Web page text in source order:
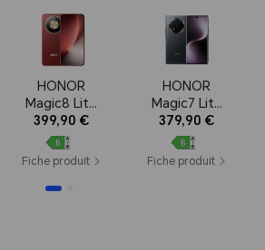
HONOR
Magic8 Lite
– 8+256Go,
Reddish
Brown
399,90 €
Fiche produit
HONOR
Magic7 Lite
8+256 Go,
Titanium
Black,
Batterie
379,90 €
Fiche produit